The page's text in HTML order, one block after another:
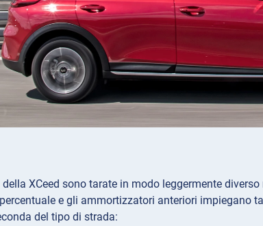
della XCeed sono tarate in modo leggermente
e gli ammortizzatori anteriori impiegano
del tipo di strada: